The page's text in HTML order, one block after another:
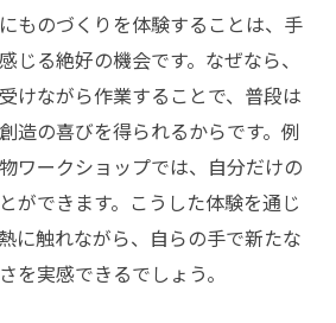
静岡市の職人文化の魅力
体験で学ぶ職人文化
静岡陶芸の楽しさと魅力
て感じる職人の技と心
がる陶芸職人の世界
体験で知る静岡文化
体験で出会う職人の情熱
ものづくりを体験することは、手
じる絶好の機会です。なぜなら、
けながら作業することで、普段は
造の喜びを得られるからです。例
ワークショップでは、自分だけの
ができます。こうした体験を通じ
に触れながら、自らの手で新たな
を実感できるでしょう。